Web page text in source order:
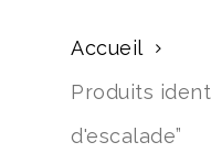
Accueil
Produits
d'escalade”